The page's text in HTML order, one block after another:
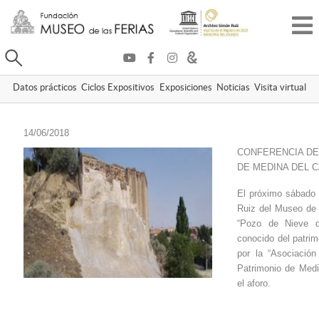
Buscar
Datos prácticos Ciclos Expositivos Exposiciones Noticias Visita virtual
14/06/2018
CONFERENCIA
DE MEDINA DEL
El próximo
Ruiz del Museo
“Pozo de Nieve
conocido del
por la
Patrimonio de
el aforo.